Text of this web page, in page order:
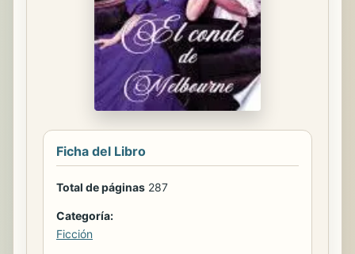
Ficha del Libro
Total de páginas 287
Categoría:
Ficción